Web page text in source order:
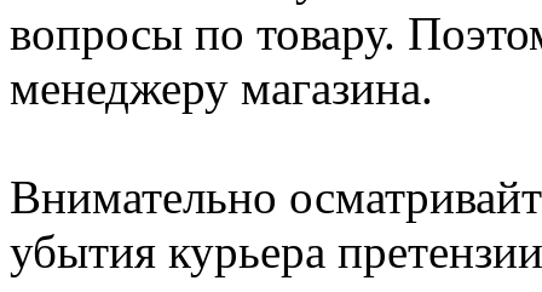
вопросы по товару.
менеджеру магазина.
Внимательно
убытия курьера